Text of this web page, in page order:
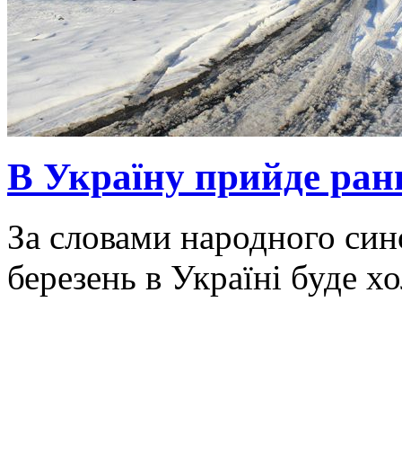
В Україну прийде
За словами народного
березень в Україні буде